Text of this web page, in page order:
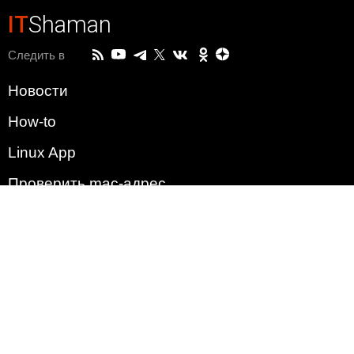
ITShaman
Следить в
Новости
How-to
Linux App
Проверить mac-адрес